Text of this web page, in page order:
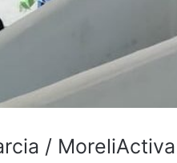
/ MoreliActiva